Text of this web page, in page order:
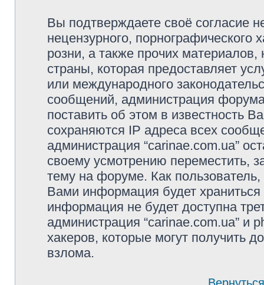
Вы подтверждаете своё согласие
нецензурного, порнографического
розни, а также прочих
страны, которая предоставляет
или международного
сообщений, администрация
поставить об этом в известность
сохраняются IP адреса всех
администрация “carinae.com.ua”
своему усмотрению переместить,
тему на форуме. Как
Вами информация будет
информация не будет доступна
администрация “carinae.com.ua” и
хакеров, которые могут получить
взлома.